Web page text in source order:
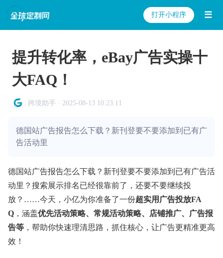
打开小程序 ☰
提升转化率，eBay广告实操十
大FAQ！
跨境助手 · 2025-08-13 10:23:11
德国站广告报告怎么下载？新刊登要不要添加到已有广
告活动里
德国站广告报告怎么下载？新刊登要不要添加到已有广告活
动里？搜索展示排名已经很靠前了，还要不要继续投
放？……今天，小亿为你准备了一份超实用广告投放FA
Q ，涵盖优先活动策略、常规活动策略、店铺推广、广告报
告等 ，帮助你快速理清思路，抓住核心，让广告更精准更高
效！